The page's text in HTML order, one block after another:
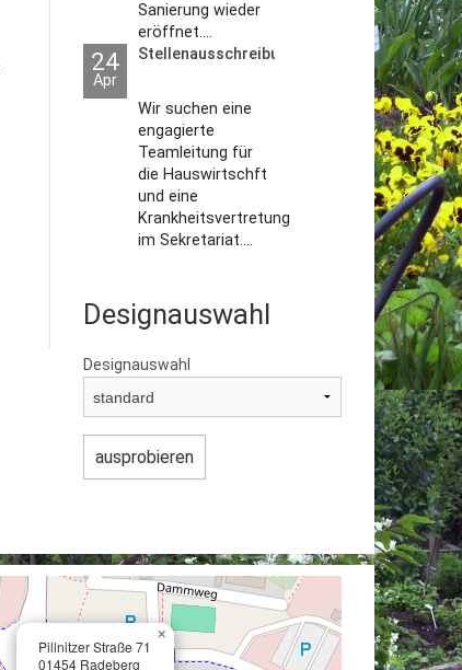
Sanierung wieder
eröffnet....
24
Apr
Stellenausschreibungen
Wir suchen eine
engagierte
Teamleitung für
die Hauswirtschft
und eine
Krankheitsvertretung
im Sekretariat....
Designauswahl
Designauswahl
Pillnitzer Straße 71
01454 Radeberg
×